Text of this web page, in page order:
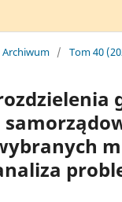
Archiwum / Tom 40